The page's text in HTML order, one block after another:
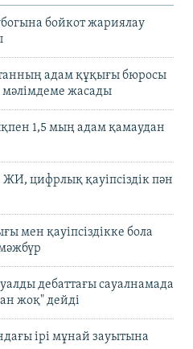
бойкот жариялау
адам құқығы бюросы
жасады
1,5 мың адам қамаудан
цифрлық қауіпсіздік пән
мен қауіпсіздікке бола
дебаттағы сауалнамада
жоқ" дейді
ірі мұнай зауытына